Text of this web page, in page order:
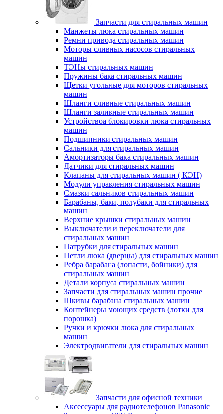
Запчасти для стиральных машин
Манжеты люка стиральных машин
Ремни привода стиральных машин
Моторы сливных насосов стиральных
машин
ТЭНы стиральных машин
Пружины бака стиральных машин
Щетки угольные для моторов стиральных
машин
Шланги сливные стиральных машин
Шланги заливные стиральных машин
Устройствоа блокировки люка стиральных
машин
Подшипники стиральных машин
Сальники для стиральных машин
Амортизаторы бака стиральных машин
Датчики для стиральных машин
Клапаны для стиральных машин ( КЭН)
Модули управления стиральных машин
Смазки сальников стиральных машин
Барабаны, баки, полубаки для стиральных
машин
Верхние крышки стиральных машин
Выключатели и переключатели для
стиральных машин
Патрубки для стиральных машин
Петли люка (дверцы) для стиральных машин
Ребра барабана (лопасти, бойники) для
стиральных машин
Детали корпуса стиральных машин
Запчасти для стиральных машин прочие
Шкивы барабана стиральных машин
Контейнеры моющих средств (лотки для
порошка)
Ручки и крючки люка для стиральных
машин
Электродвигатели для стиральных машин
Запчасти для офисной техники
Аксессуары для радиотелефонов Panasonic